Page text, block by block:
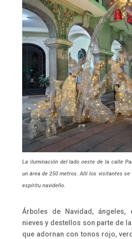
La iluminación del lado oeste de la calle
un área de 250 metros. Allí los visitantes
espíritu navideño.
Árboles de Navidad, ángeles,
nieves y destellos son parte de
que adornan con tonos rojo,